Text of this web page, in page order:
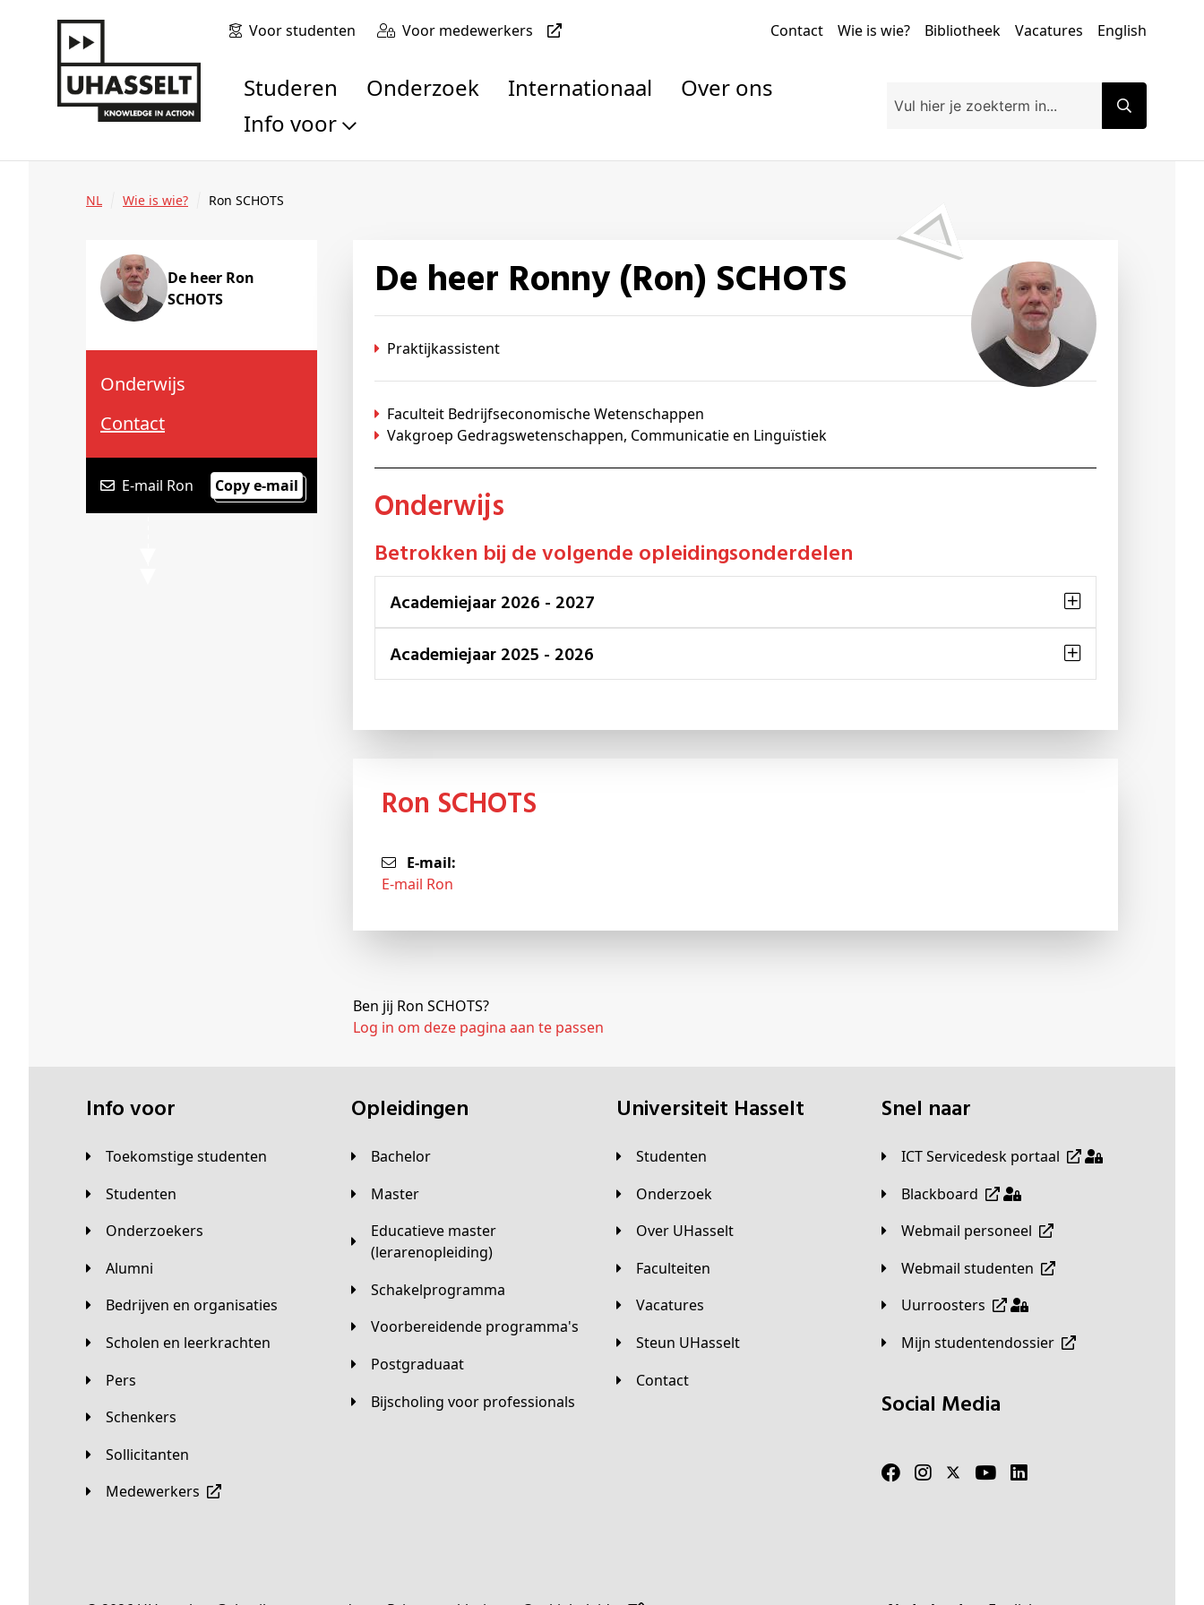
Voor studenten Voor medewerkers Contact Wie is wie? Bibliotheek Vacatures English
Studeren Onderzoek Internationaal
Over ons
Info voor
Toekomstige studenten
Studenten
Bedrijven en organisaties
Medewerkers
NL Wie is wie? Ron SCHOTS
De heer Ron
SCHOTS
Onderwijs
Contact
E-mail Ron Copy e-mail
De heer Ronny (Ron) SCHOTS
Praktijkassistent
Faculteit Bedrijfseconomische Wetenschappen
Vakgroep Gedragswetenschappen, Communicatie en Linguïstiek
Onderwijs
Betrokken bij de volgende opleidingsonderdelen
Academiejaar 2026 - 2027
Academiejaar 2025 - 2026
Ron SCHOTS
E-mail:
E-mail Ron
Ben jij Ron SCHOTS?
Log in om deze pagina aan te passen
Info voor
Toekomstige studenten
Studenten
Onderzoekers
Alumni
Bedrijven en organisaties
Scholen en leerkrachten
Pers
Schenkers
Sollicitanten
Medewerkers
Opleidingen
Bachelor
Master
Educatieve master
(lerarenopleiding)
Schakelprogramma
Voorbereidende programma's
Postgraduaat
Bijscholing voor professionals
universiteit Hasselt
Studenten
Onderzoek
Over UHasselt
Faculteiten
Vacatures
Steun UHasselt
Contact
Snel naar
ICT Servicedesk portaal
Blackboard
Webmail personeel
Webmail studenten
Uurroosters
Mijn studentendossier
Social Media